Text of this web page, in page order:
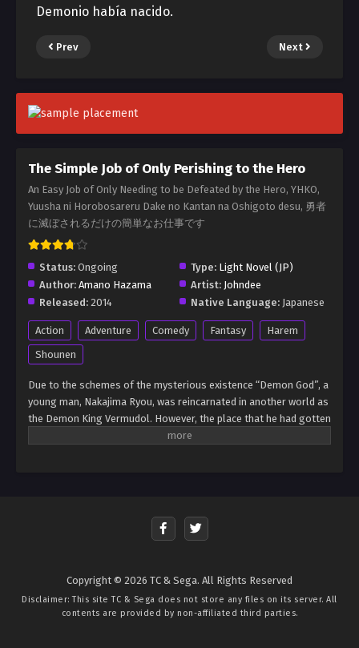
Demonio había nacido.
Prev Next
The Simple Job of Only Perishing to the Hero
An Easy Job of Only Needing to be Defeated by the Hero, YHKO,
Yuusha ni Horobosareru Dake no Kantan na Oshigoto desu, 勇者
に滅ぼされるだけの簡単なお仕事です
Status: Ongoing Type: Light Novel (JP)
Author: Amano Hazama Artist: Johndee
Released: 2014 Native Language: Japanese
Action Adventure Comedy Fantasy
Harem
Shounen
Due to the schemes of the mysterious existence “Demon God”, a
young man, Nakajima Ryou, was reincarnated in another world as
the Demon King Vermudol. However, the place that he had gotten
down to was, a Mazoku continent that had grown wild at the
to quickly unify the continent with his cheat authority!
Copyright © 2026 TC & Sega. All Rights Reserved
Disclaimer: This siteTC & Sega does not store any files on its server. All
contents are provided by non-affiliated third parties.